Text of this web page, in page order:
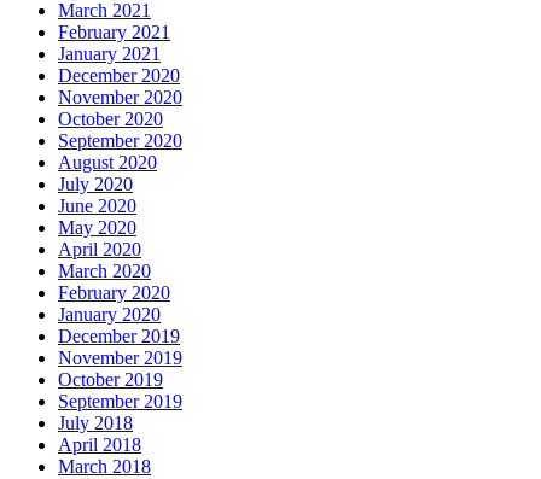
March 2021
February 2021
January 2021
December 2020
November 2020
October 2020
September 2020
August 2020
July 2020
June 2020
May 2020
April 2020
March 2020
February 2020
January 2020
December 2019
November 2019
October 2019
September 2019
July 2018
April 2018
March 2018